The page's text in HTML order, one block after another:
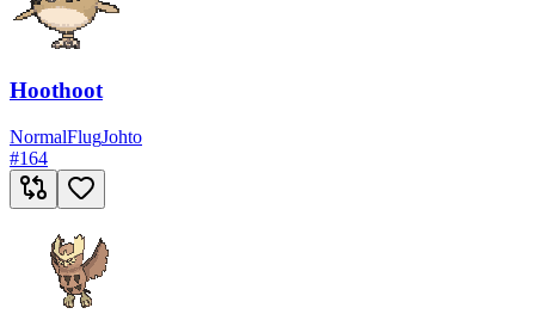
Hoothoot
NormalFlugJohto
#164